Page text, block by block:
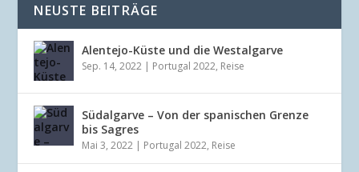
NEUSTE BEITRÄGE
Alentejo-Küste und die Westalgarve
Sep. 14, 2022 | Portugal 2022, Reise
Südalgarve – Von der spanischen Grenze
bis Sagres
Mai 3, 2022 | Portugal 2022, Reise